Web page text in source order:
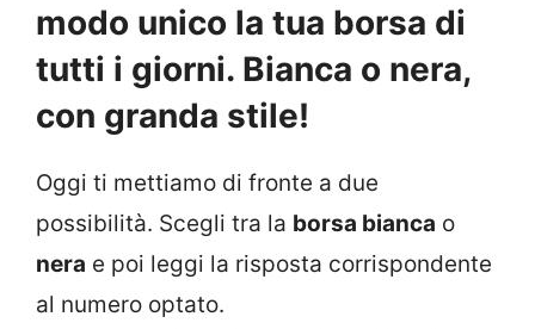
modo unico la tua borsa di
tutti i giorni. Bianca o nera,
con granda stile!
Oggi ti mettiamo di fronte a due
possibilità. Scegli tra la borsa bianca o
nera e poi leggi la risposta corrispondente
al numero optato.